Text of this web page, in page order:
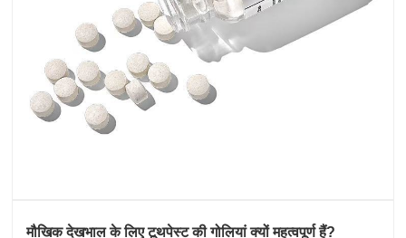
मौखिक देखभाल के लिए टूथपेस्ट की गोलियां क्यों महत्वपूर्ण हैं?